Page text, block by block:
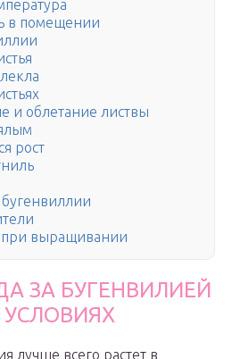
в помещении
и облетание листвы
рост
выращивании
ЗА БУГЕНВИЛИЕЙ
лучше всего растет в